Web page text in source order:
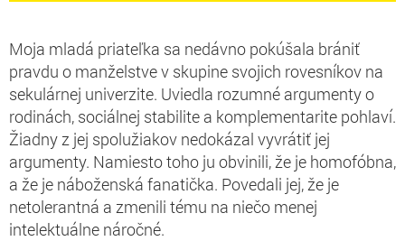
Moja mladá priateľka sa nedávno pokúšala brániť
pravdu o manželstve v skupine svojich rovesníkov na
sekulárnej univerzite. Uviedla rozumné argumenty o
rodinách, sociálnej stabilite a komplementarite pohlaví.
Žiadny z jej spolužiakov nedokázal vyvrátiť jej
argumenty. Namiesto toho ju obvinili, že je homofóbna,
a že je náboženská fanatička. Povedali jej, že je
netolerantná a zmenili tému na niečo menej
intelektuálne náročné.